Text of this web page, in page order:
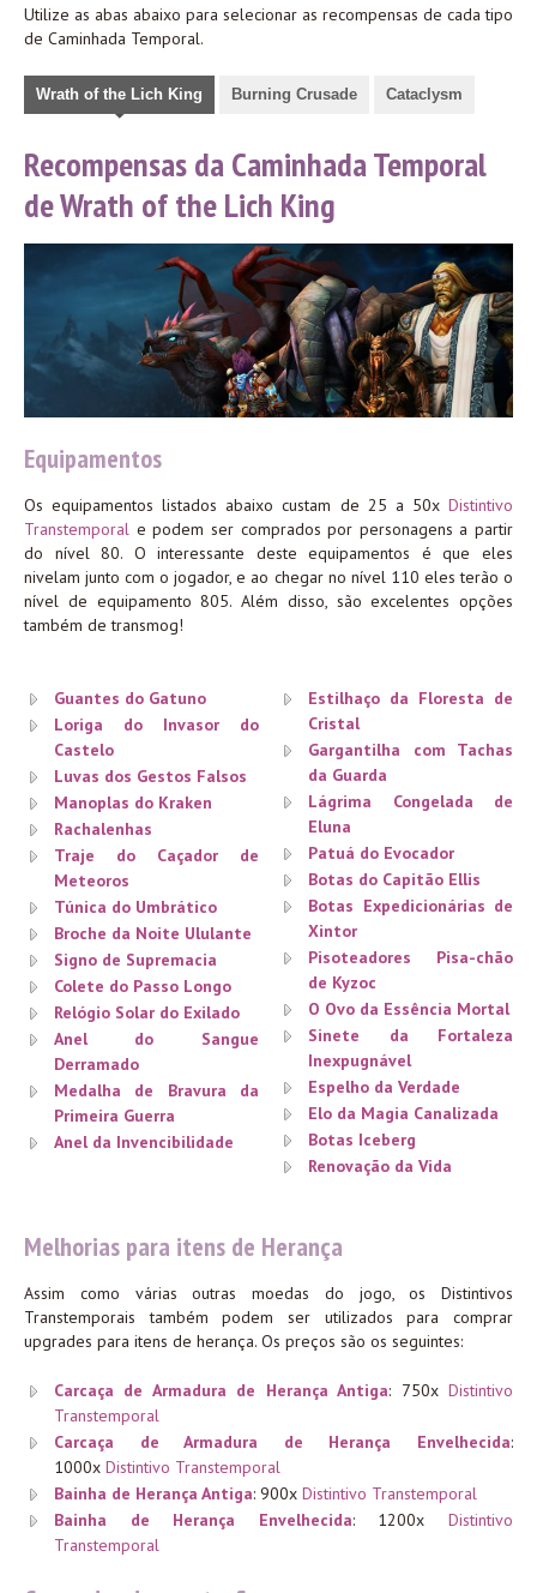
Utilize as abas abaixo para selecionar as recompensas de cada tipo
de Caminhada Temporal.
Wrath of the Lich King Burning Crusade Cataclysm
Recompensas da Caminhada Temporal
de Wrath of the Lich King
Equipamentos
Os equipamentos listados abaixo custam de 25 a 50x Distintivo
Transtemporal e podem ser comprados por personagens a partir
do nível 80. O interessante deste equipamentos é que eles
nivelam junto com o jogador, e ao chegar no nível 110 eles terão o
nível de equipamento 805. Além disso, são excelentes opções
também de transmog!
Guantes do Gatuno
Loriga do Invasor do
Castelo
Luvas dos Gestos Falsos
Manoplas do Kraken
Rachalenhas
Traje do Caçador de
Meteoros
Túnica do Umbrático
Broche da Noite Ululante
Signo de Supremacia
Colete do Passo Longo
Relógio Solar do Exilado
Anel do Sangue
Derramado
Medalha de Bravura da
Primeira Guerra
Anel da Invencibilidade
Estilhaço da Floresta de
Cristal
Gargantilha com Tachas
da Guarda
Lágrima Congelada de
Eluna
Patuá do Evocador
Botas do Capitão Ellis
Botas Expedicionárias de
Xintor
Pisoteadores Pisa-chão
de Kyzoc
O Ovo da Essência Mortal
Sinete da Fortaleza
Inexpugnável
Espelho da Verdade
Elo da Magia Canalizada
Botas Iceberg
Renovação da Vida
Melhorias para itens de Herança
Assim como várias outras moedas do jogo, os Distintivos
Transtemporais também podem ser utilizados para comprar
upgrades para itens de herança. Os preços são os seguintes:
Carcaça de Armadura de Herança Antiga: 750xDistintivo
Transtemporal
Carcaça de Armadura de Herança Envelhecida:
1000x Distintivo Transtemporal
Bainha de Herança Antiga: 900x Distintivo Transtemporal
Bainha de Herança Envelhecida: 1200xDistintivo
Transtemporal